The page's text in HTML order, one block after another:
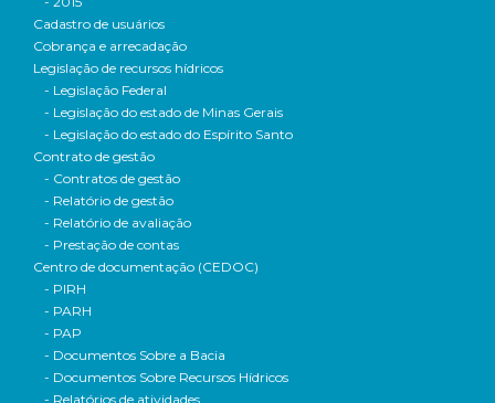
Cadastro de usuários
Cobrança e arrecadação
Legislação de recursos hídricos
- Legislação Federal
- Legislação do estado de Minas Gerais
- Legislação do estado do Espírito Santo
Contrato de gestão
- Contratos de gestão
- Relatório de gestão
- Relatório de avaliação
- Prestação de contas
Centro de documentação (CEDOC)
- PIRH
- PARH
- PAP
- Documentos Sobre a Bacia
- Documentos Sobre Recursos Hídricos
- Relatórios de atividades